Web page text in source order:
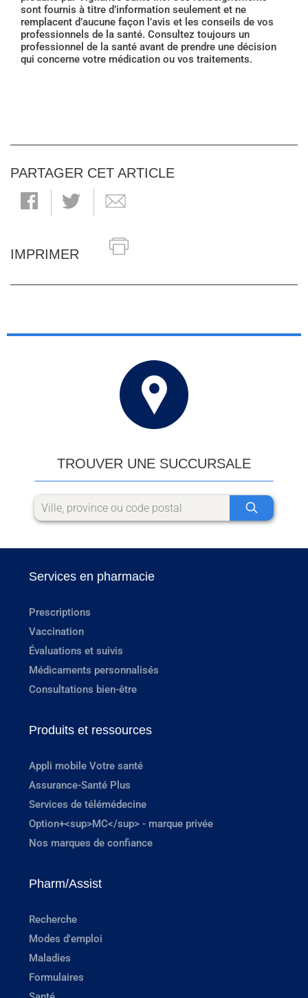
sont fournis à titre d’information seulement et ne
remplacent d’aucune façon l’avis et les conseils de vos
professionnels de la santé. Consultez toujours un
professionnel de la santé avant de prendre une décision
qui concerne votre médication ou vos traitements.
PARTAGER CET ARTICLE
IMPRIMER
TROUVER UNE SUCCURSALE
Services en pharmacie
Prescriptions
Vaccination
Évaluations et suivis
Médicaments personnalisés
Consultations bien-être
Produits et ressources
Appli mobile Votre santé
Assurance-Santé Plus
Services de télémédecine
Option+<sup>MC</sup> - marque privée
Nos marques de confiance
Pharm/Assist
Recherche
Modes d'emploi
Maladies
Formulaires